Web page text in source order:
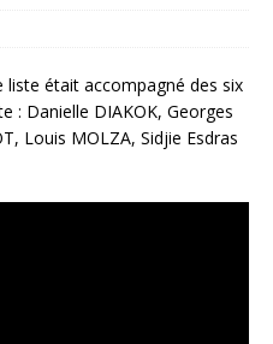
liste était accompagné des six
: Danielle DIAKOK, Georges
Louis MOLZA, Sidjie Esdras